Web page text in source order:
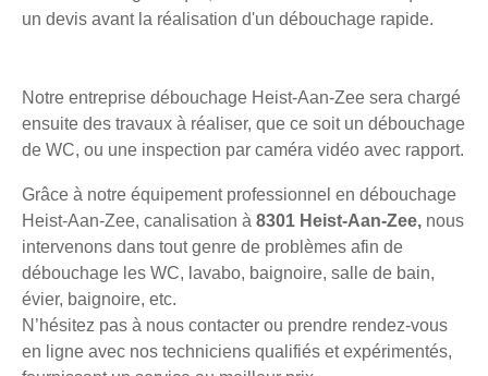
un devis avant la réalisation d'un débouchage rapide.
Notre entreprise débouchage Heist-Aan-Zee sera chargé
ensuite des travaux à réaliser, que ce soit un débouchage
de WC, ou une inspection par caméra vidéo avec rapport.
Grâce à notre équipement professionnel en débouchage
Heist-Aan-Zee, canalisation à 8301 Heist-Aan-Zee, nous
intervenons dans tout genre de problèmes afin de
débouchage les WC, lavabo, baignoire, salle de bain,
évier, baignoire, etc.
N’hésitez pas à nous contacter ou prendre rendez-vous
en ligne avec nos techniciens qualifiés et expérimentés,